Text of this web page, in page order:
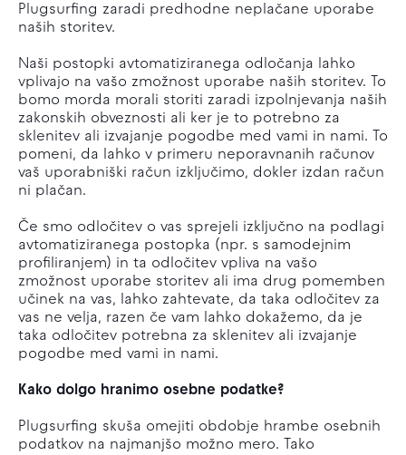
Plugsurfing zaradi predhodne neplačane uporabe
naših storitev.
Naši postopki avtomatiziranega odločanja lahko
vplivajo na vašo zmožnost uporabe naših storitev. To
bomo morda morali storiti zaradi izpolnjevanja naših
zakonskih obveznosti ali ker je to potrebno za
sklenitev ali izvajanje pogodbe med vami in nami. To
pomeni, da lahko v primeru neporavnanih računov
vaš uporabniški račun izključimo, dokler izdan račun
ni plačan.
Če smo odločitev o vas sprejeli izključno na podlagi
avtomatiziranega postopka (npr. s samodejnim
profiliranjem) in ta odločitev vpliva na vašo
zmožnost uporabe storitev ali ima drug pomemben
učinek na vas, lahko zahtevate, da taka odločitev za
vas ne velja, razen če vam lahko dokažemo, da je
taka odločitev potrebna za sklenitev ali izvajanje
pogodbe med vami in nami.
Kako dolgo hranimo osebne podatke?
Plugsurfing skuša omejiti obdobje hrambe osebnih
podatkov na najmanjšo možno mero. Tako